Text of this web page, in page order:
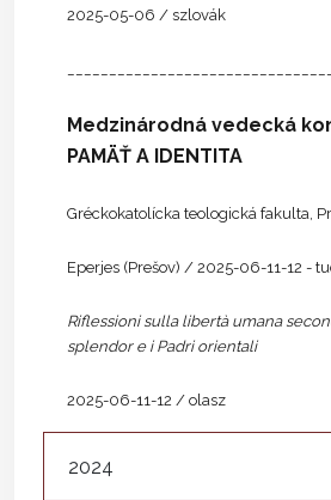
2025-05-06 / szlovák
Medzinárodná vedecká
PAMÄŤ A IDENTITA
Gréckokatolícka teologická fakulta,
Eperjes (Prešov) / 2025-06-11-12 -
Riflessioni sulla libertà umana
splendor e i Padri orientali
2025-06-11-12 / olasz
2024